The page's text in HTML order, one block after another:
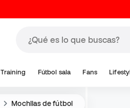
Training Fútbol sala Fans
Mochilas de fútbol